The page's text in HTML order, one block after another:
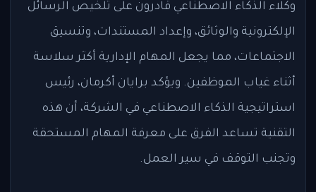
وكلاء الذكاء الاصطناعي قادرون على تلخيص الرسائل
الإلكترونية والوثائق، وإعداد المستندات، وتنسيق
الاجتماعات، مما يجعل المهام الإدارية أكثر سلاسة
أثناء غياب الموظفين. ويؤكد برايان أكرمان، رئيس
استراتيجية الذكاء الاصطناعي في الشركة، أن هذه
التقنية تساعد الفرق على معرفة المهام المستحقة
وتجنب التوقف في سير العمل.